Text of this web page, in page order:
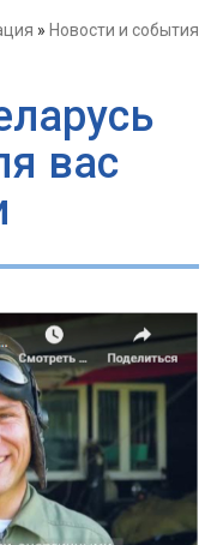
» Новости и события
вас